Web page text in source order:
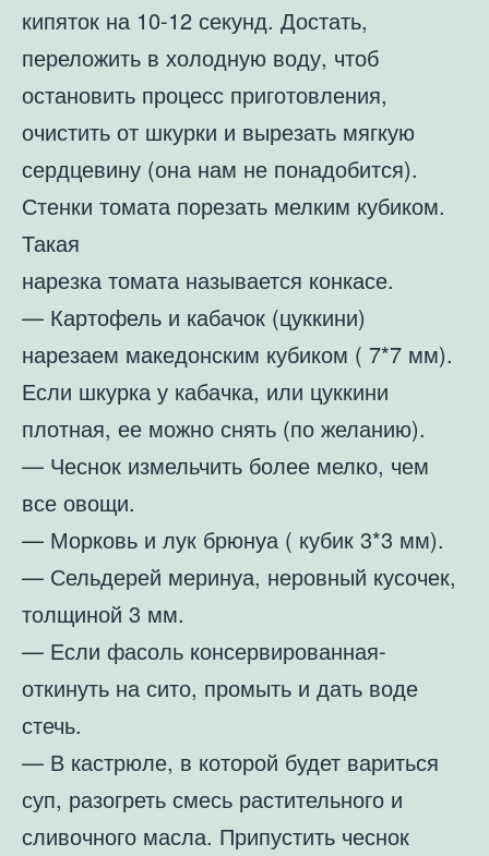
кипяток на 10-12 секунд. Достать,
переложить в холодную воду, чтоб
остановить процесс приготовления,
очистить от шкурки и вырезать мягкую
сердцевину (она нам не понадобится).
Стенки томата порезать мелким кубиком.
Такая
нарезка томата называется конкасе.
— Картофель и кабачок (цуккини)
нарезаем македонским кубиком ( 7*7 мм).
Если шкурка у кабачка, или цуккини
плотная, ее можно снять (по желанию).
— Чеснок измельчить более мелко, чем
все овощи.
— Морковь и лук брюнуа ( кубик 3*3 мм).
— Сельдерей меринуа, неровный кусочек,
толщиной 3 мм.
— Если фасоль консервированная-
откинуть на сито, промыть и дать воде
стечь.
— В кастрюле, в которой будет вариться
суп, разогреть смесь растительного и
сливочного масла. Припустить чеснок